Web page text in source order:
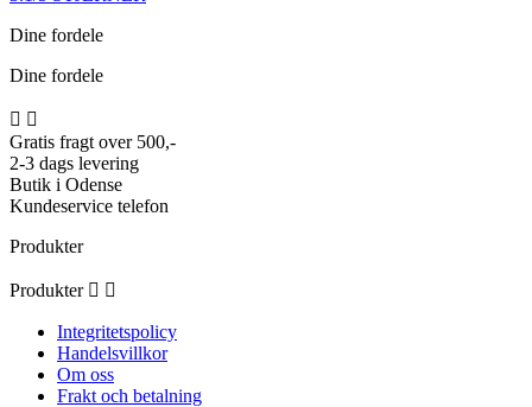
Dine fordele
Dine fordele
 
Gratis fragt over 500,-
2-3 dags levering
Butik i Odense
Kundeservice telefon
Produkter
Produkter  
Integritetspolicy
Handelsvillkor
Om oss
Frakt och betalning